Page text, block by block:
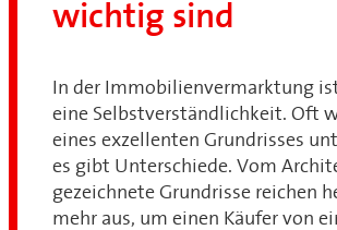
wichtig sind
In der Immobilienvermarktung
eine Selbstverständlichkeit. Oft
eines exzellenten Grundrisses
es gibt Unterschiede. Vom
gezeichnete Grundrisse reichen
mehr aus, um einen Käufer von